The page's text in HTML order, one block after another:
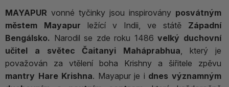
MAYAPUR vonné tyčinky jsou inspirovány posvátným
městem
Mayapur ležící v Indii, ve státě Západní
Bengálsko. Narodil se zde roku 1486velký duchovní
učitel a světec Čaitanyi Maháprabhua, který je
považován za vtělení boha Krishny a šiřitele zpěvu
mantry Hare Krishna. Mayapur je i dnes významným